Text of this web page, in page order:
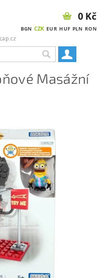
BGN CZK EUR HUF PLN RON
0 Kč
Masážní